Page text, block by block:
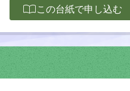
import_contactsこの台紙で申し込む